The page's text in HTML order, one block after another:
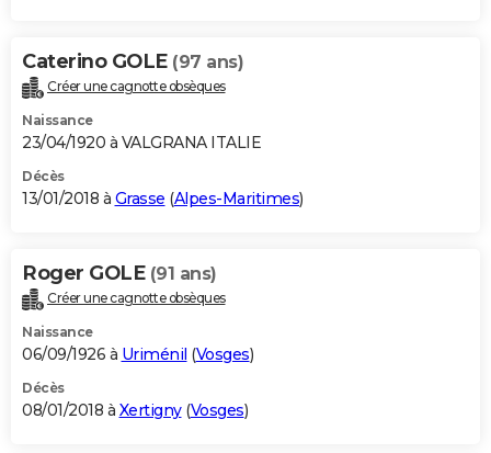
Caterino GOLE (97 ans)
Créer une cagnotte obsèques
Naissance
23/04/1920 à VALGRANA ITALIE
Décès
13/01/2018 à Grasse (Alpes-Maritimes)
Roger GOLE (91 ans)
Créer une cagnotte obsèques
Naissance
06/09/1926 à Uriménil (Vosges)
Décès
08/01/2018 à Xertigny(Vosges)